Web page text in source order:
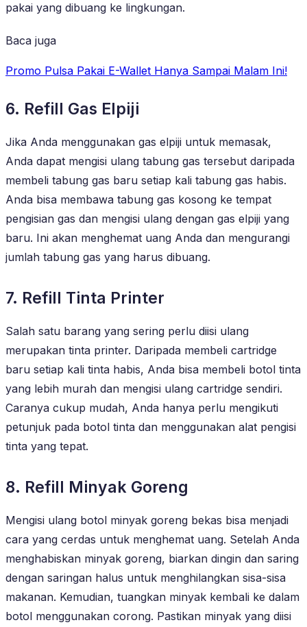
pakai yang dibuang ke lingkungan.
Baca juga
Promo Pulsa Pakai E-Wallet Hanya Sampai Malam Ini!
6. Refill Gas Elpiji
Jika Anda menggunakan gas elpiji untuk memasak,
Anda dapat mengisi ulang tabung gas tersebut daripada
membeli tabung gas baru setiap kali tabung gas habis.
Anda bisa membawa tabung gas kosong ke tempat
pengisian gas dan mengisi ulang dengan gas elpiji yang
baru. Ini akan menghemat uang Anda dan mengurangi
jumlah tabung gas yang harus dibuang.
7. Refill Tinta Printer
Salah satu barang yang sering perlu diisi ulang
merupakan tinta printer. Daripada membeli cartridge
baru setiap kali tinta habis, Anda bisa membeli botol tinta
yang lebih murah dan mengisi ulang cartridge sendiri.
Caranya cukup mudah, Anda hanya perlu mengikuti
petunjuk pada botol tinta dan menggunakan alat pengisi
tinta yang tepat.
8. Refill Minyak Goreng
Mengisi ulang botol minyak goreng bekas bisa menjadi
cara yang cerdas untuk menghemat uang. Setelah Anda
menghabiskan minyak goreng, biarkan dingin dan saring
dengan saringan halus untuk menghilangkan sisa-sisa
makanan. Kemudian, tuangkan minyak kembali ke dalam
botol menggunakan corong. Pastikan minyak yang diisi